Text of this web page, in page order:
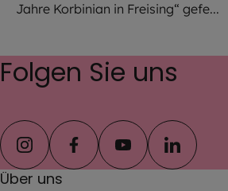
Jahre Korbinian in Freising“ gefe...
Folgen Sie uns
instagramfacebookyoutubelinkedin
Über uns